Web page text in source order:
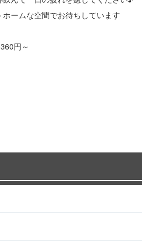
ームな空間でお待ちしています
円～